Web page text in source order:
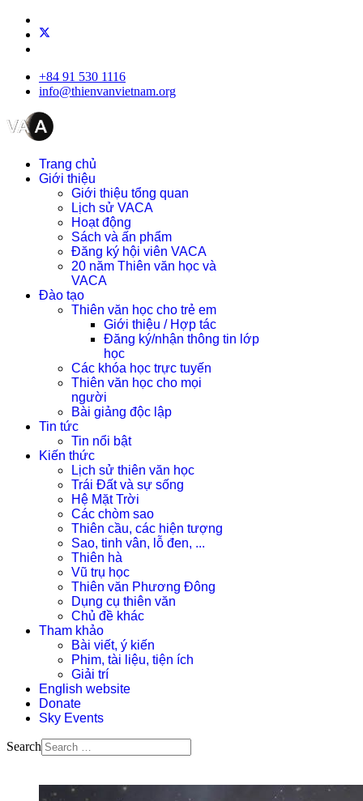
+84 91 530 1116
info@thienvanvietnam.org
Trang chủ
Giới thiệu
Giới thiệu tổng quan
Lịch sử VACA
Hoạt động
Sách và ấn phẩm
Đăng ký hội viên VACA
20 năm Thiên văn học và
VACA
Đào tạo
Thiên văn học cho trẻ em
Giới thiệu / Hợp tác
Đăng ký/nhận thông tin lớp
học
Các khóa học trực tuyến
Thiên văn học cho mọi
người
Bài giảng độc lập
Tin tức
Tin nổi bật
Kiến thức
Lịch sử thiên văn học
Trái Đất và sự sống
Hệ Mặt Trời
Các chòm sao
Thiên cầu, các hiện tượng
Sao, tinh vân, lỗ đen, ...
Thiên hà
Vũ trụ học
Thiên văn Phương Đông
Dụng cụ thiên văn
Chủ đề khác
Tham khảo
Bài viết, ý kiến
Phim, tài liệu, tiện ích
Giải trí
English website
Donate
Sky Events
Search